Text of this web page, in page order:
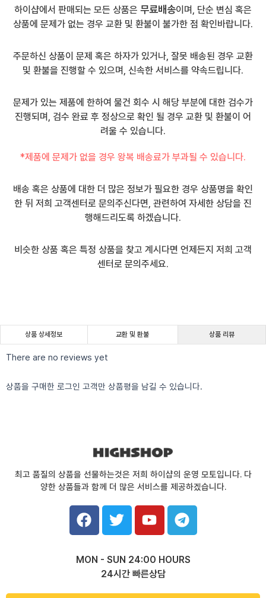
하이샵에서 판매되는 모든 상품은 무료배송이며, 단순 변심 혹은
상품에 문제가 없는 경우 교환 및 환불이 불가한 점 확인바랍니다.
주문하신 상품이 문제 혹은 하자가 있거나, 잘못 배송된 경우 교환
및 환불을 진행할 수 있으며, 신속한 서비스를 약속드립니다.
문제가 있는 제품에 한하여 물건 회수 시 해당 부분에 대한 검수가
진행되며, 검수 완료 후 정상으로 확인 될 경우 교환 및 환불이 어
려울 수 있습니다.
*제품에 문제가 없을 경우 왕복 배송료가 부과될 수 있습니다.
배송 혹은 상품에 대한 더 많은 정보가 필요한 경우 상품명을 확인
한 뒤 저희 고객센터로 문의주신다면, 관련하여 자세한 상담을 진
행해드리도록 하겠습니다.
비슷한 상품 혹은 특정 상품을 찾고 계시다면 언제든지 저희 고객
센터로 문의주세요.
상품 상세정보 교환 및 환불 상품 리뷰
There are no reviews yet
상품을 구매한 로그인 고객만 상품평을 남길 수 있습니다.
최고 품질의 상품을 선물하는것은 저희 하이샵의 운영 모토입니다. 다
양한 상품들과 함께 더 많은 서비스를 제공하겠습니다.
F
a
c
b
T
w
i
t
e
Y
o
u
u
b
T
e
l
g
MON - SUN 24:00 HOURS
24시간 빠른상담